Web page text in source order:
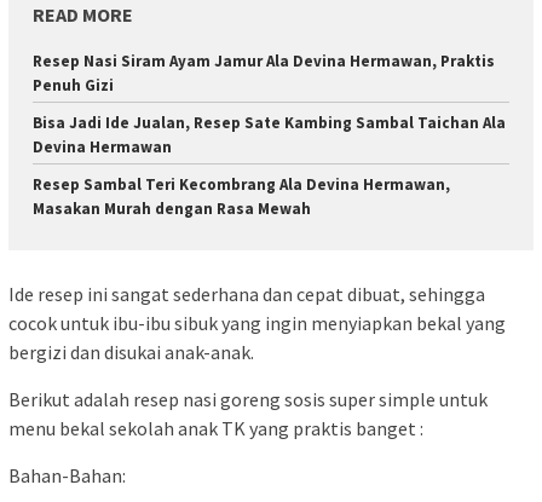
READ MORE
Resep Nasi Siram Ayam Jamur Ala Devina Hermawan, Praktis
Penuh Gizi
Bisa Jadi Ide Jualan, Resep Sate Kambing Sambal Taichan Ala
Devina Hermawan
Resep Sambal Teri Kecombrang Ala Devina Hermawan,
Masakan Murah dengan Rasa Mewah
Ide resep ini sangat sederhana dan cepat dibuat, sehingga
cocok untuk ibu-ibu sibuk yang ingin menyiapkan bekal yang
bergizi dan disukai anak-anak.
Berikut adalah resep nasi goreng sosis super simple untuk
menu bekal sekolah anak TK yang praktis banget :
Bahan-Bahan: